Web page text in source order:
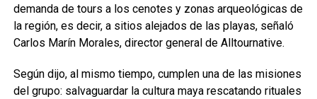
demanda de tours a los cenotes y zonas arqueológicas de
la región, es decir, a sitios alejados de las playas, señaló
Carlos Marín Morales, director general de Alltournative.
Según dijo, al mismo tiempo, cumplen una de las misiones
del grupo: salvaguardar la cultura maya rescatando rituales